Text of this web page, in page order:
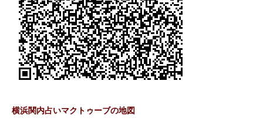
横浜関内占いマクトゥーブの地図